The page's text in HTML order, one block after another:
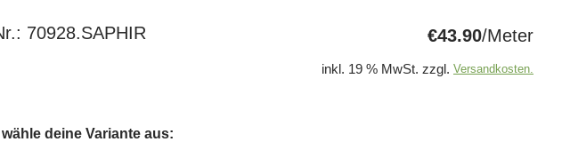
70928.SAPHIR €43.90/Meter
inkl. 19 % MwSt. zzgl. Versandkosten.
wähle deine Variante aus: